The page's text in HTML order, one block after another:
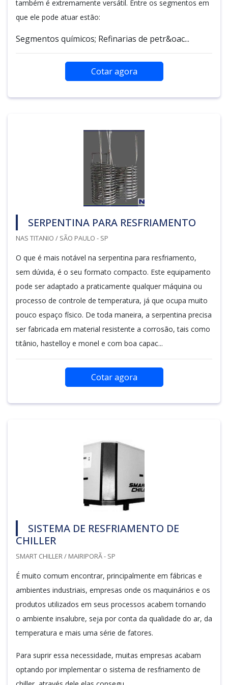
também é extremamente versátil. Entre os segmentos em
que ele pode atuar estão:
Segmentos químicos; Refinarias de petr&oac...
Cotar agora
SERPENTINA PARA RESFRIAMENTO
NAS TITANIO / SÃO PAULO - SP
O que é mais notável na serpentina para resfriamento,
sem dúvida, é o seu formato compacto. Este equipamento
pode ser adaptado a praticamente qualquer máquina ou
processo de controle de temperatura, já que ocupa muito
pouco espaço físico. De toda maneira, a serpentina precisa
ser fabricada em material resistente a corrosão, tais como
titânio, hastelloy e monel e com boa capac...
Cotar agora
SISTEMA DE RESFRIAMENTO DE
CHILLER
SMART CHILLER / MAIRIPORÃ - SP
É muito comum encontrar, principalmente em fábricas e
ambientes industriais, empresas onde os maquinários e os
produtos utilizados em seus processos acabem tornando
o ambiente insalubre, seja por conta da qualidade do ar, da
temperatura e mais uma série de fatores.
Para suprir essa necessidade, muitas empresas acabam
optando por implementar o sistema de resfriamento de